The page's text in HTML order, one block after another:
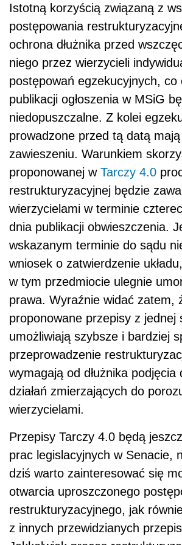
Istotną korzyścią związaną z
postępowania
ochrona dłużnika przed
niego przez wierzycieli
postępowań egzekucyjnych, co
publikacji ogłoszenia w MSiG
niedopuszczalne. Z kolei
prowadzone przed tą datą
zawieszeniu. Warunkiem
proponowanej w Tarczy 4.0
restrukturyzacyjnej będzie
wierzycielami w terminie
dnia publikacji obwieszczenia.
wskazanym terminie do sądu
wniosek o zatwierdzenie
w tym przedmiocie ulegnie
prawa. Wyraźnie widać zatem,
proponowane przepisy z jednej
umożliwiają szybsze i bardziej
przeprowadzenie
wymagają od dłużnika podjęcia
działań zmierzających do
wierzycielami.
Przepisy Tarczy 4.0 będą
prac legislacyjnych w Senacie,
dziś warto zainteresować się
otwarcia uproszczonego
restrukturyzacyjnego, jak
z innych przewidzianych